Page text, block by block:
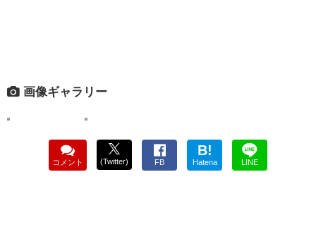
画像ギャラリー
コメント (Twitter) FB
B!
Hatena LINE